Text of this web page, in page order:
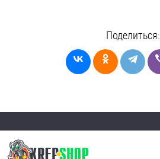
Поделиться: